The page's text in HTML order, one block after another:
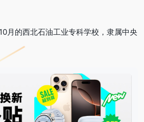
月的西北石油工业专科学校，隶属中央